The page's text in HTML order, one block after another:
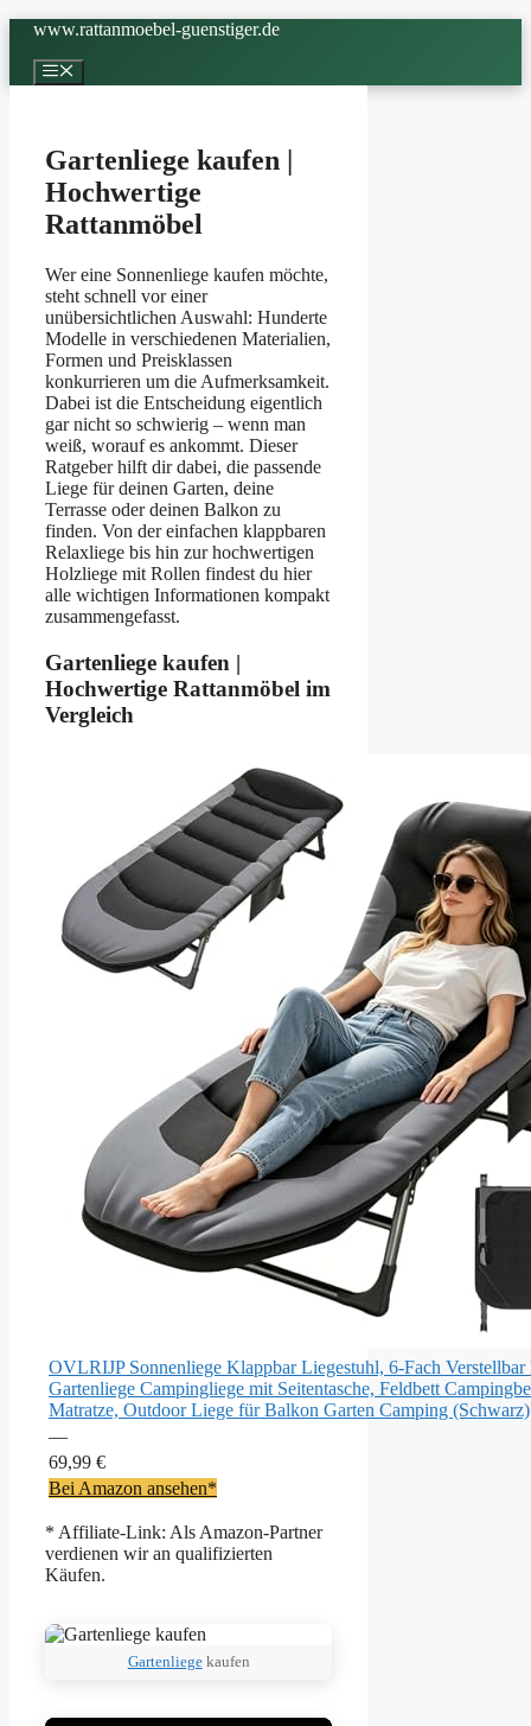
Zum
springen
www.rattanmoebel-guenstiger.de
Menü
Gartenliege kaufen |
Hochwertige
Rattanmöbel
Wer eine Sonnenliege kaufen möchte,
steht schnell vor einer
unübersichtlichen Auswahl: Hunderte
Modelle in verschiedenen Materialien,
Formen und Preisklassen
konkurrieren um die Aufmerksamkeit.
Dabei ist die Entscheidung eigentlich
gar nicht so schwierig – wenn man
weiß, worauf es ankommt. Dieser
Ratgeber hilft dir dabei, die passende
Liege für deinen Garten, deine
Terrasse oder deinen Balkon zu
finden. Von der einfachen klappbaren
Relaxliege bis hin zur hochwertigen
Holzliege mit Rollen findest du hier
alle wichtigen Informationen kompakt
zusammengefasst.
Gartenliege kaufen |
Hochwertige Rattanmöbel im
Vergleich
OVLRIJP Sonnenliege Klappbar Liegestuhl, 6-Fach Verstellbar
Gartenliege Campingliege mit Seitentasche, Feldbett
Matratze, Outdoor Liege für Balkon Garten Camping (Schwarz)
—
69,99 €
Bei Amazon ansehen*
* Affiliate-Link: Als Amazon-Partner
verdienen wir an qualifizierten
Käufen.
Gartenliegekaufen